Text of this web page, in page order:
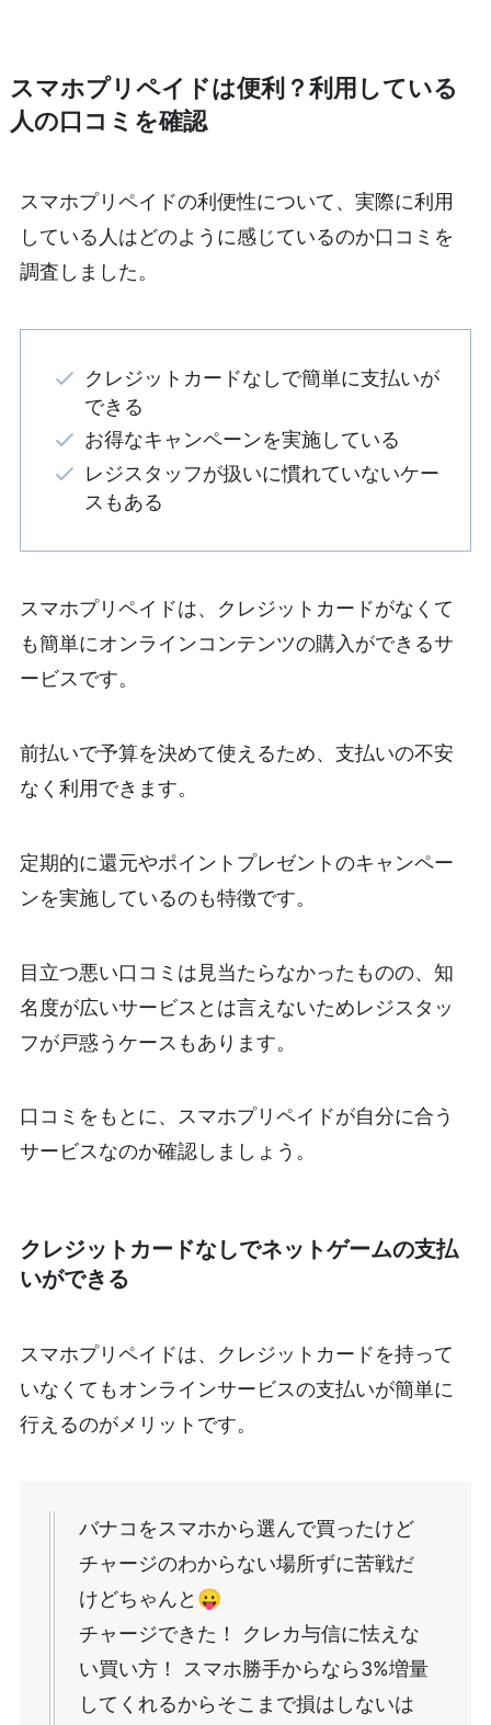
スマホプリペイドは便利？利用している
人の口コミを確認
スマホプリペイドの利便性について、実際に利用
している人はどのように感じているのか口コミを
調査しました。
クレジットカードなしで簡単に支払いが
できる
お得なキャンペーンを実施している
レジスタッフが扱いに慣れていないケー
スもある
スマホプリペイドは、クレジットカードがなくて
も簡単にオンラインコンテンツの購入ができるサ
ービスです。
前払いで予算を決めて使えるため、支払いの不安
なく利用できます。
定期的に還元やポイントプレゼントのキャンペー
ンを実施しているのも特徴です。
目立つ悪い口コミは見当たらなかったものの、知
名度が広いサービスとは言えないためレジスタッ
フが戸惑うケースもあります。
口コミをもとに、スマホプリペイドが自分に合う
サービスなのか確認しましょう。
クレジットカードなしでネットゲームの支払
いができる
スマホプリペイドは、クレジットカードを持って
いなくてもオンラインサービスの支払いが簡単に
行えるのがメリットです。
バナコをスマホから選んで買ったけど
チャージのわからない場所ずに苦戦だ
けどちゃんと😛
チャージできた！ クレカ与信に怯えな
い買い方！ スマホ勝手からなら3%増量
してくれるからそこまで損はしないは